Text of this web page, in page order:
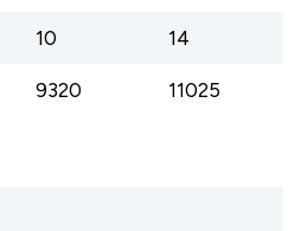
10 14
9320 11025